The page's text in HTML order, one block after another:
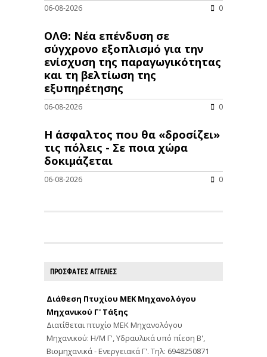
06-08-2026 0
ΟΛΘ: Νέα επένδυση σε
σύγχρονο εξοπλισμό για την
ενίσχυση της παραγωγικότητας
και τη βελτίωση της
εξυπηρέτησης
06-08-2026 0
Η άσφαλτος που θα «δροσίζει»
τις πόλεις - Σε ποια χώρα
δοκιμάζεται
06-08-2026 0
ΠΡΟΣΦΑΤΕΣ ΑΓΓΕΛΙΕΣ
Διάθεση Πτυχίου ΜΕΚ Μηχανολόγου
Μηχανικού Γ' Τάξης
Διατίθεται πτυχίο ΜΕΚ Μηχανολόγου
Μηχανικού: Η/Μ Γ', Υδραυλικά υπό πίεση Β',
Βιομηχανικά - Ενεργειακά Γ'. Τηλ: 6948250871